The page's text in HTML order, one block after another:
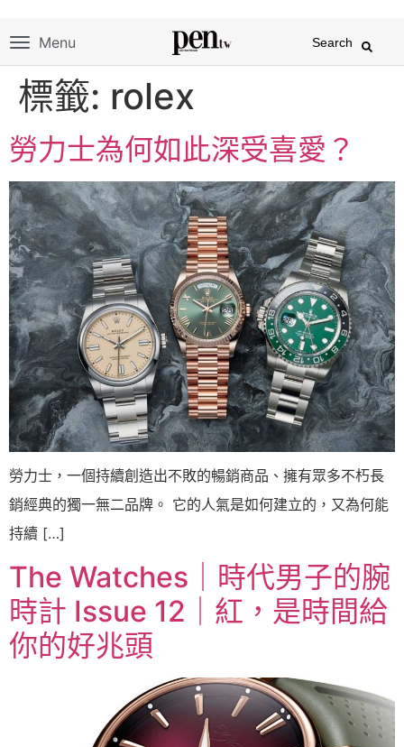
Menu Search
標籤: rolex
勞力士為何如此深受喜愛？
勞力士，一個持續創造出不敗的暢銷商品、擁有眾多不朽長
銷經典的獨一無二品牌。 它的人氣是如何建立的，又為何能
持續 […]
The Watches｜時代男子的腕
時計 Issue 12｜紅，是時間給
你的好兆頭